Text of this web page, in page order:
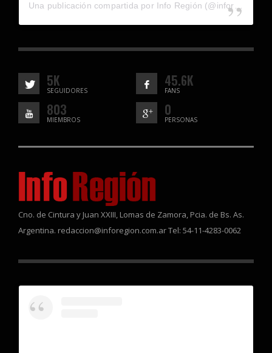
Una publicación compartida por Info Región (@inforegion_redes)
5K
SEGUIDORES
45.6K
FANS
803
MIEMBROS
0
PERSONAS
Cno. de Cintura y Juan XXIII, Lomas de Zamora, Pcia. de Bs. As.
Argentina. redaccion@inforegion.com.ar Tel: 54-11-4283-0062